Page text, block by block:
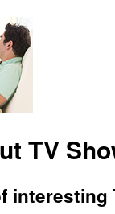
TV
interesting